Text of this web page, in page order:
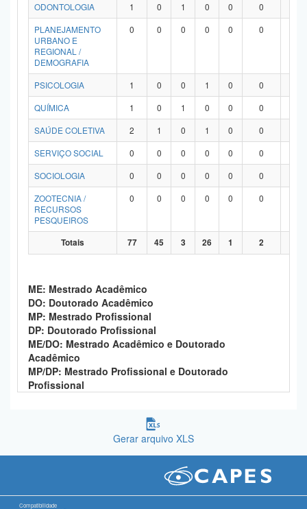
ODONTOLOGIA
1 0 1 0 0 0
PLANEJAMENTO
URBANO E
REGIONAL /
DEMOGRAFIA
0 0 0 0 0 0
PSICOLOGIA 1 0 0 1 0 0
QUÍMICA
1 0 1 0 0 0
SAÚDE COLETIVA
2 1 0 1 0 0
SERVIÇO SOCIAL
0 0 0 0 0 0
SOCIOLOGIA
0 0 0 0 0 0
ZOOTECNIA /
RECURSOS
PESQUEIROS
0 0 0 0 0 0
Totais 77 45 3 26 1 2
ME: Mestrado Acadêmico
DO: Doutorado Acadêmico
MP: Mestrado Profissional
DP: Doutorado Profissional
ME/DO: Mestrado Acadêmico e Doutorado
Acadêmico
MP/DP: Mestrado Profissional e Doutorado
Profissional
Gerar arquivo XLS
Compatibilidade